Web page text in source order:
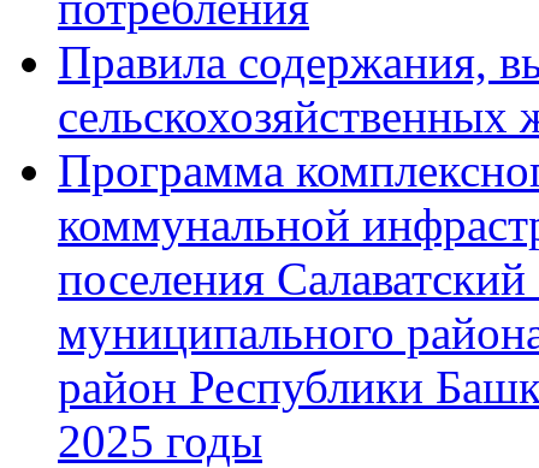
Правила содержания,
Программа
коммунальной
поселения Салаватский
муниципального
район Республики
2025 годы